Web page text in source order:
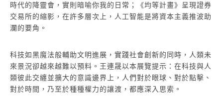
時代的降靈會，實則暗喻你我的日常；《均等計畫》呈現證券
交易所的縮影，在許多層次上，人工智能是將資本主義推波助
瀾的要角。
科技如黑魔法般輔助文明進展，實踐社會創新的同時，人類未
來景況卻越來越難以預料。王連晟以本展覽提示：在科技與人
類彼此交纏並擴大的意識邊界上，人們對於眼球、對於點擊、
對於時間，乃至於種種權力的讓渡，都應深入思索。